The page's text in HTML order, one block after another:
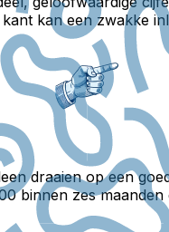
kan een zwakke
draaien op een
binnen zes